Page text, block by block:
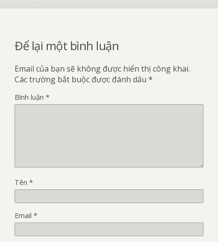
Để lại một bình luận
Email của bạn sẽ không được hiển thị công khai.
Các trường bắt buộc được đánh dấu *
Bình luận *
Tên *
Email *